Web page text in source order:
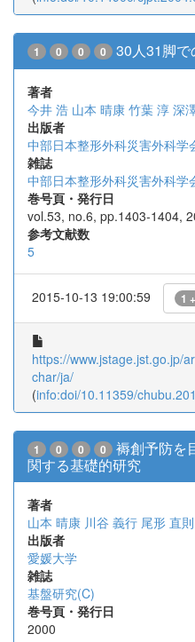
1 0 0 0 30人31脚
著者
今井 浩 山本 晴康 竹葉 淳 深
出版者
中部日本整形外科災害外科学
雑誌
中部日本整形外科災害外科学
巻号頁・発行日
vol.53, no.6, pp.1403-1404,
参考文献数
5
2015-10-13 19:00:59 1
https://www.jstage.jst.go.jp/
char/ja/
(info:doi/10.11359/
1 0 0 0
褥創予防を
関する基礎的研究
著者
山本 晴康 川谷 義行 尾形 直則
出版者
愛媛大学
雑誌
基盤研究(C)
巻号頁・発行日
2000